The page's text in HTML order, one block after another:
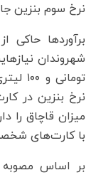
نرخ سوم بنزین
نرخ بنزین در
میزان قاچاق را
با کارت‌های
بر اساس